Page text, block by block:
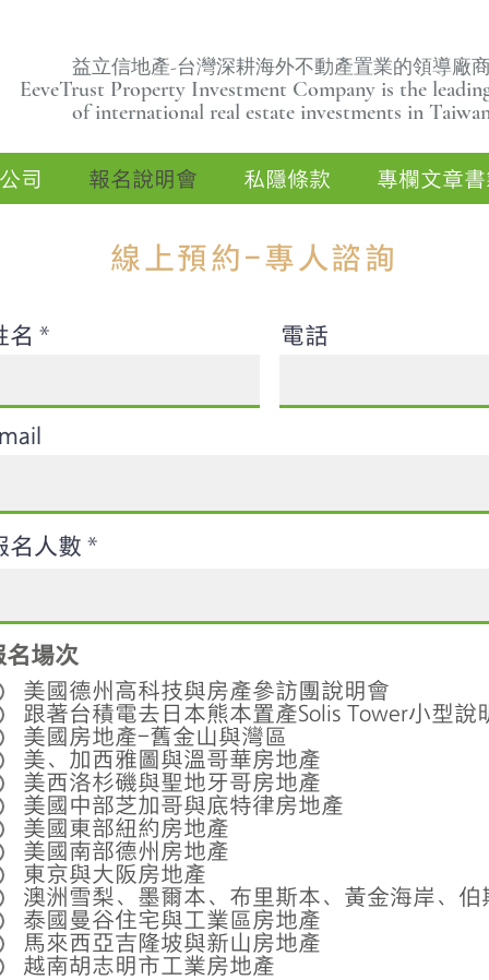
益立信地產-台灣深耕海外不動產置業的領導廠
EeveTrust Property Investment Company is the
ofinternational real estate investments in
司 報名說明會 私隱條款 專欄文章
線上預約-專人諮詢
名 電話
名人數
名場次
美國德州高科技與房產參訪團說明會
跟著台積電去日本熊本置產Solis Tower小型說
美國房地產-舊金山與灣區
美、加西雅圖與溫哥華房地產
美西洛杉磯與聖地牙哥房地產
美國中部芝加哥與底特律房地產
美國東部紐約房地產
美國南部德州房地產
東京與大阪房地產
澳洲雪梨、墨爾本、布里斯本、黃金海岸、伯
泰國曼谷住宅與工業區房地產
馬來西亞吉隆坡與新山房地產
越南胡志明市工業房地產